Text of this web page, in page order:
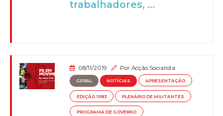
trabalhadores, ...
08/11/2019 PorAcção Socialista
GERAL NOTÍCIAS APRESENTAÇÃO
EDIÇÃO 1083 PLENÁRIO DE MILITANTES
PROGRAMA DE GOVERNO